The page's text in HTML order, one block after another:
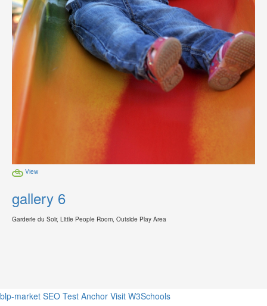
View
gallery 6
Garderie du Soir, Little People Room, Outside Play Area
blp-market SEO Test Anchor Visit W3Schools